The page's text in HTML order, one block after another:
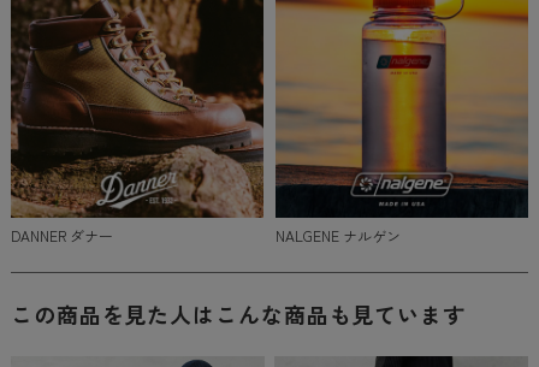
DANNER ダナー NALGENE ナルゲン
この商品を見た人はこんな商品も見ています